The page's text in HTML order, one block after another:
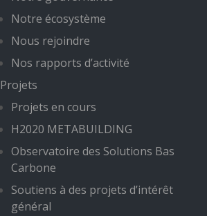
Notre écosystème
Nous rejoindre
Nos rapports d’activité
Projets
Projets en cours
H2020 METABUILDING
Observatoire des Solutions Bas
Carbone
Soutiens à des projets d’intérêt
général